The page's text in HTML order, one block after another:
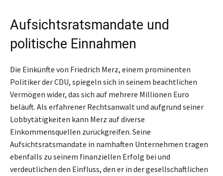
Aufsichtsratsmandate und
politische Einnahmen
Die Einkünfte von Friedrich Merz, einem prominenten
Politiker der CDU, spiegeln sich in seinem beachtlichen
Vermögen wider, das sich auf mehrere Millionen Euro
beläuft. Als erfahrener Rechtsanwalt und aufgrund seiner
Lobbytätigkeiten kann Merz auf diverse
Einkommensquellen zurückgreifen. Seine
Aufsichtsratsmandate in namhaften Unternehmen tragen
ebenfalls zu seinem finanziellen Erfolg bei und
verdeutlichen den Einfluss, den er in der gesellschaftlichen